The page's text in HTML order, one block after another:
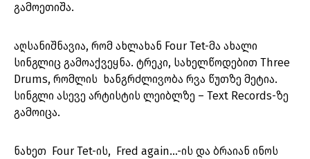
გამოეთიშა.
აღსანიშნავია, რომ ახლახან Four Tet-მა ახალი
სინგლიც გამოაქვეყნა. ტრეკი, სახელწოდებით Three
Drums, რომლის ხანგრძლივობა რვა წუთზე მეტია.
სინგლი ასევე არტისტის ლეიბლზე – Text Records-ზე
გამოიცა.
ნახეთ Four Tet-ის, Fred again…-ის და ბრაიან ინოს